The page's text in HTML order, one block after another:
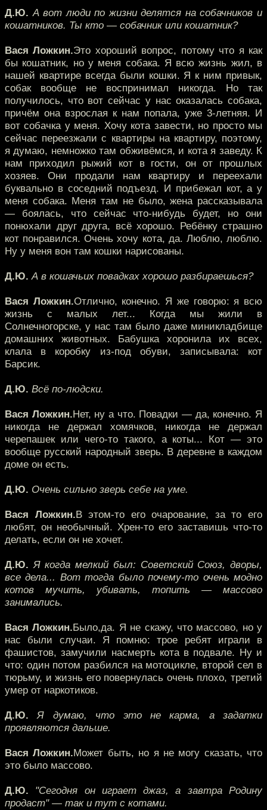
Д.Ю. А вот люди по жизни делятся на собачников и
кошатников. Ты кто — собачник или кошатник?
Вася Ложкин.Это хороший вопрос, потому что я как
бы кошатник, но у меня собака. Я всю жизнь жил, в
нашей квартире всегда были кошки. Я к ним привык,
собак вообще не воспринимал никогда. Но так
получилось, что вот сейчас у нас оказалась собака,
причём она взрослая к нам попала, уже 3-летняя. И
вот собачка у меня. Хочу кота завести, но просто мы
сейчас переезжали с квартиры на квартиру, поэтому,
я думаю, немножко там обживёмся, и кота я заведу. К
нам приходил рыжий кот в гости, он от прошлых
хозяев. Они продали нам квартиру и переехали
буквально в соседний подъезд. И прибежал кот, а у
меня собака. Меня там не было, жена рассказывала
— боялась, что сейчас что-нибудь будет, но они
понюхали друг друга, всё хорошо. Ребёнку страшно
кот понравился. Очень хочу кота, да. Люблю, люблю.
Ну у меня вон там кошки нарисованы.
Д.Ю. А в кошачьих повадках хорошо разбираешься?
Вася Ложкин.Отлично, конечно. Я же говорю: я всю
жизнь с малых лет... Когда мы жили в
Солнечногорске, у нас там было даже миникладбище
домашних животных. Бабушка хоронила их всех,
клала в коробку из-под обуви, записывала: кот
Барсик.
Д.Ю. Всё по-людски.
Вася Ложкин.Нет, ну а что. Повадки — да, конечно. Я
никогда не держал хомячков, никогда не держал
черепашек или чего-то такого, а коты... Кот — это
вообще русский народный зверь. В деревне в каждом
доме он есть.
Д.Ю. Очень сильно зверь себе на уме.
Вася Ложкин.В этом-то его очарование, за то его
любят, он необычный. Хрен-то его заставишь что-то
делать, если он не хочет.
Д.Ю. Я когда мелкий был: Советский Союз, дворы,
все дела... Вот тогда было почему-то очень модно
котов мучить, убивать, топить — массово
занимались.
Вася Ложкин.Было,да. Я не скажу, что массово, но у
нас были случаи. Я помню: трое ребят играли в
фашистов, замучили насмерть кота в подвале. Ну и
что: один потом разбился на мотоцикле, второй сел в
тюрьму, и жизнь его повернулась очень плохо, третий
умер от наркотиков.
Д.Ю. Я думаю, что это не карма, а задатки
проявляются дальше.
Вася Ложкин.Может быть, но я не могу сказать, что
это было массово.
Д.Ю. "Сегодня он играет джаз, а завтра Родину
продаст" — так и тут с котами.